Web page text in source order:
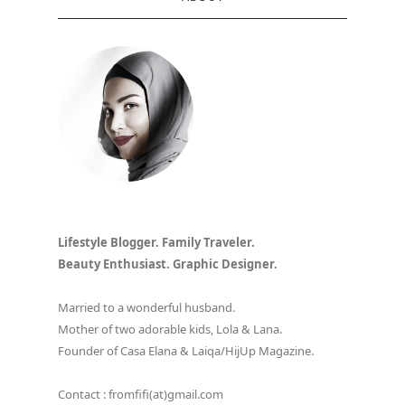
Lifestyle Blogger. Family Traveler.
Beauty Enthusiast. Graphic Designer.
Married to a wonderful husband.
Mother of two adorable kids, Lola & Lana.
Founder of Casa Elana & Laiqa/HijUp Magazine.
Contact : fromfifi(at)gmail.com